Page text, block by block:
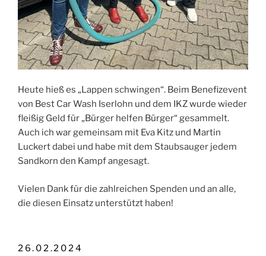
Heute hieß es „Lappen schwingen“. Beim Benefizevent
von Best Car Wash Iserlohn und dem IKZ wurde wieder
fleißig Geld für „Bürger helfen Bürger“ gesammelt.
Auch ich war gemeinsam mit Eva Kitz und Martin
Luckert dabei und habe mit dem Staubsauger jedem
Sandkorn den Kampf angesagt.
Vielen Dank für die zahlreichen Spenden und an alle,
die diesen Einsatz unterstützt haben!
VERÖFFENTLICHT
26.02.2024